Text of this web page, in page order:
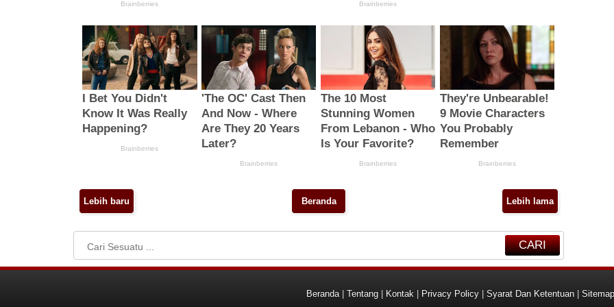
Lebih baru Lebih lama
Beranda
CARI
Beranda| Tentang Kontak Privacy Policy Syarat Dan Ketentuan Sitemap